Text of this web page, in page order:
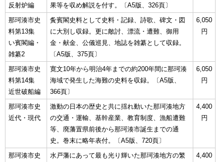
反射炉編
果等を収め解説を付す。〔A5版、326頁〕
那珂湊市史
料第13集
い賓閣編・
雑纂2
夤賓閣史料として史料・記録、詩歌、碑文・図
に大別し収録。更に敵討、漂流・遭難、御用
金・献金、公儀巡見、地誌を雑纂として収録。
〔A5版、375頁〕
6,050
円
那珂湊市史
料第14集
近世破船編
寛文10年から明治4年までの約200年間に那珂湊
海域で発生した海難の史料を収録。〔A5版、
366頁〕
6,050
円
那珂湊市史
近代・現代
激動の日本の歴史と共に揺れ動いた那珂湊地方
の交通・運輸、基幹産業、教育制度、漁船遭難
等、廃藩置県前後から那珂湊市誕生までの通
史。巻末に略年表付。〔A5版、720頁〕
4,400
円
那珂湊市史
水戸藩にあって最も光り輝いた那珂湊地方の繁
4,400